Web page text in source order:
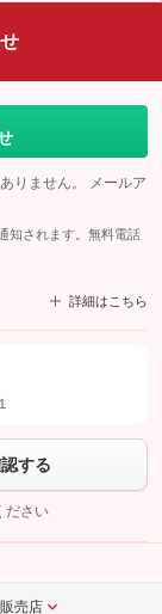
りません。 メールア
知されます。無料電話
詳細はこちら
許可する」ボタンを押
を
する
ださい
販売店